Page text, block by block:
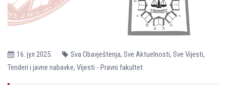
16. јул 2025. Sva Obavještenja, Sve Aktuelnosti, Sve Vijesti,
Tenderi i javne nabavke, Vijesti - Pravni fakultet